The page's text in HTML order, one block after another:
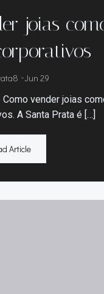
joias
-Jun 29
vender joias
A Santa Prata é […]
Article